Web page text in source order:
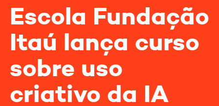
Escola Fundação
Itaú lança curso
sobre uso
criativo da IA